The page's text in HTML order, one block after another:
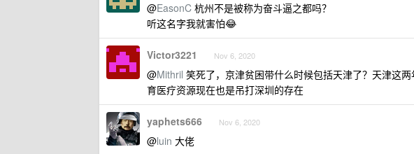
@EasonC 杭州不是被称为奋斗逼之都吗？
听这名字我就害怕😂
Victor3221 Nov 6, 2020
@Mithril 笑死了，京津贫困带什么时候包括天津了？天津这
育医疗资源现在也是吊打深圳的存在
yaphets666 Nov 6, 2020
@luin 大佬